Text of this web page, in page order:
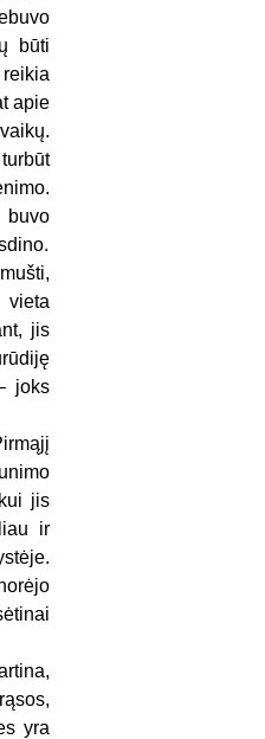
būti
apie
buvo
vieta
jis
joks
jis
ir
yra